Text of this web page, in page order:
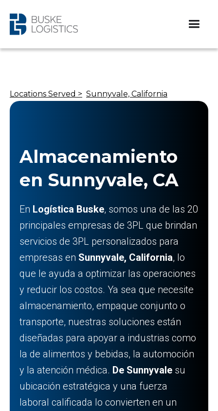
Locations Served > Sunnyvale, California
Almacenamiento
en Sunnyvale, CA
En Logística Buske, somos una de las 20
principales empresas de 3PL que brindan
servicios de 3PL personalizados para
empresas en Sunnyvale, California, lo
que le ayuda a optimizar las operaciones
y reducir los costos. Ya sea que necesite
almacenamiento, empaque conjunto o
transporte, nuestras soluciones están
diseñadas para apoyar a industrias como
la de alimentos y bebidas, la automoción
y la atención médica. De Sunnyvale su
ubicación estratégica y una fuerza
laboral calificada lo convierten en un